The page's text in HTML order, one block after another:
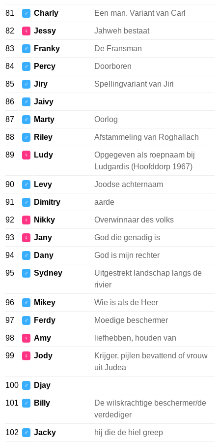
81 ♂ Charly Een man. Variant van Carl
82 ♀ Jessy Jahweh bestaat
83 ♂ Franky De Fransman
84 ♂ Percy Doorboren
85 ♂ Jiry Spellingvariant van Jiri
86 ♂ Jaivy
87 ♂ Marty Oorlog
88 ♂ Riley Afstammeling van Roghallach
89 ♀ Ludy
Opgegeven als roepnaam bij
Ludgardis (Hoofddorp 1967)
90 ♂ Levy Joodse achternaam
91 ♂ Dimitry aarde
92 ♀ Nikky Overwinnaar des volks
93 ♀ Jany God die genadig is
94 ♂ Dany God is mijn rechter
95 ♂ Sydney
Uitgestrekt landschap langs de
rivier
96 ♂ Mikey Wie is als de Heer
97 ♂ Ferdy Moedige beschermer
98 ♀ Amy liefhebben, houden van
99 ♀ Jody
Krijger, pijlen bevattend of vrouw
uit Judea
100 ♂ Djay
101 ♂ Billy
De wilskrachtige beschermer/de
verdediger
102 ♂ Jacky hij die de hiel greep